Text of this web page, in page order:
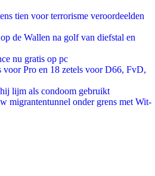
tien voor terrorisme veroordeelden
de Wallen na golf van diefstal en
nu gratis op pc
voor Pro en 18 zetels voor D66, FvD,
lijm als condoom gebruikt
migrantentunnel onder grens met Wit-